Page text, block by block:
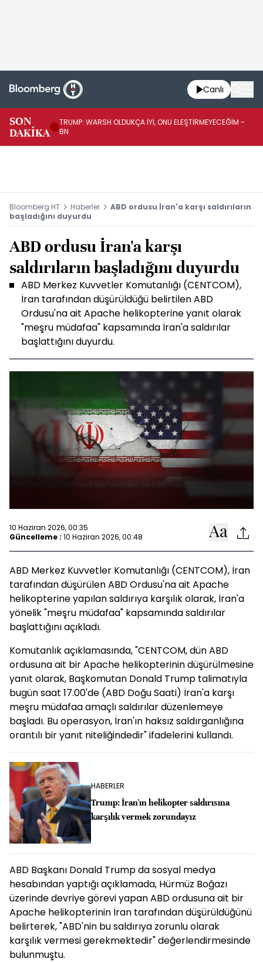
Canlı
SON
DAKİKA
TRUMP: WARSH OLDUKÇA İYİ, ONU ELEŞTİRMEYECEĞİM -
BN
Bloomberg HT Haberler
ABD ordusu İran'a karşı saldırıların
başladığını duyurdu
ABD ordusu İran'a karşı
saldırıların başladığını duyurdu
ABD Merkez Kuvvetler Komutanlığı (CENTCOM),
İran tarafından düşürüldüğü belirtilen ABD
Ordusu'na ait Apache helikopterine yanıt olarak
"meşru müdafaa" kapsamında İran'a saldırılar
başlattığını duyurdu.
10 Haziran 2026, 00:35
Güncelleme : 10 Haziran 2026, 00:48
ABD Merkez Kuvvetler Komutanlığı (CENTCOM), İran
tarafından düşürülen ABD Ordusu'na ait Apache
helikopterine yapılan saldırıya karşılık olarak, İran'a
yönelik "meşru müdafaa" kapsamında saldırılar
başlattığını açıkladı.
Komutanlık açıklamasında, "CENTCOM, dün ABD
ordusuna ait bir Apache helikopterinin düşürülmesine
yanıt olarak, Başkomutan Donald Trump talimatıyla
bugün saat 17.00'de (ABD Doğu Saati) İran'a karşı
meşru müdafaa amaçlı saldırılar düzenlemeye
başladı. Bu operasyon, İran'ın haksız saldırganlığına
orantılı bir yanıt niteliğindedir" ifadelerini kullandı.
HABERLER
Trump: İran'ın helikopter saldırısına
karşılık vermek zorundayız
ABD Başkanı Donald Trump da sosyal medya
hesabından yaptığı açıklamada, Hürmüz Boğazı
üzerinde devriye görevi yapan ABD ordusuna ait bir
Apache helikopterinin İran tarafından düşürüldüğünü
belirterek, "ABD'nin bu saldırıya zorunlu olarak
karşılık vermesi gerekmektedir" değerlendirmesinde
bulunmuştu.